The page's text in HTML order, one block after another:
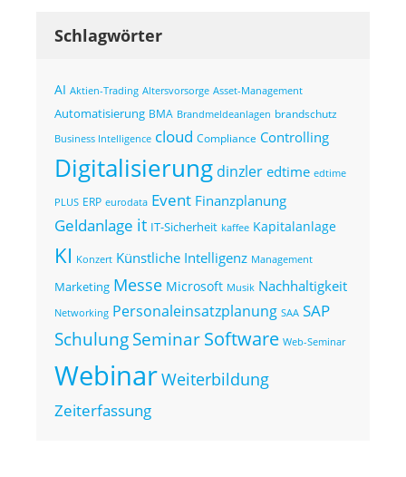
Schlagwörter
AI Aktien-Trading Altersvorsorge Asset-Management
Automatisierung BMA Brandmeldeanlagen brandschutz
Business Intelligence cloud Compliance Controlling
Digitalisierung dinzler edtime edtime
PLUS ERP eurodata Event Finanzplanung
Geldanlage it IT-Sicherheit kaffee Kapitalanlage
KI Konzert Künstliche Intelligenz Management
Marketing Messe Microsoft Musik Nachhaltigkeit
Networking Personaleinsatzplanung SAA SAP
SchulungSeminarSoftware Web-Seminar
WebinarWeiterbildung
Zeiterfassung